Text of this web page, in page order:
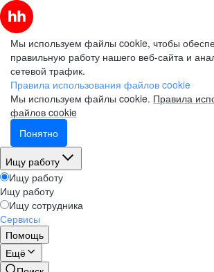
Мы используем файлы cookie, чтобы
правильную работу нашего веб-сайта и
сетевой трафик.
Правила использования файлов cookie
Мы используем файлы cookie. Правила
файлов cookie
Понятно
Ищу работу
Ищу работу
Ищу работу
Ищу сотрудника
Сервисы
Помощь
Ещё